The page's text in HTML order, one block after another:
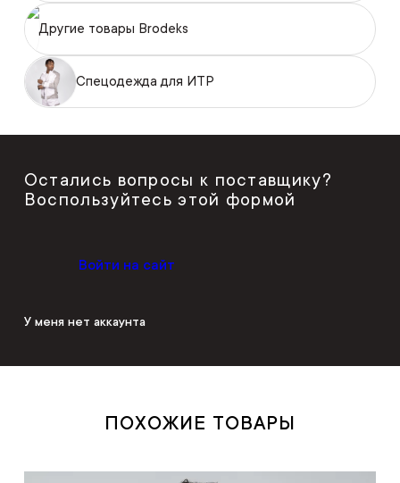
Другие товары Brodeks
Спецодежда для ИТР
Остались вопросы к поставщику?
Воспользуйтесь этой формой
Войти на сайт
У меня нет аккаунта
ПОХОЖИЕ ТОВАРЫ